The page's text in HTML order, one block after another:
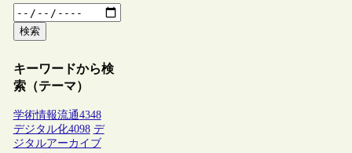
検索
キーワードから検
索（テーマ）
学術情報流通4348
デジタル化4098 デ
ジタルアーカイブ